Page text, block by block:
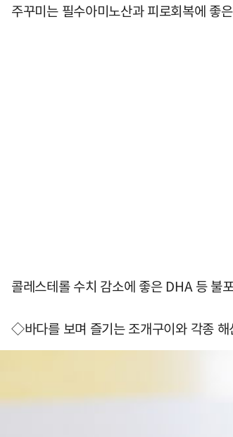
주꾸미는 필수아미노산과 피로회복에 좋
콜레스테롤 수치 감소에 좋은 DHA 등 불
◇바다를 보며 즐기는 조개구이와 각종 해